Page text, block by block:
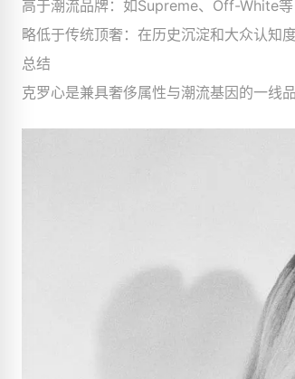
高于潮流品牌：如Supreme、Off-White
略低于传统顶奢：在历史沉淀和大众认知
总结
克罗心是兼具奢侈属性与潮流基因的一线